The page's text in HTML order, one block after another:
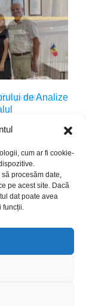
cum ar fi cookie-
procesăm date,
pe acest site. Dacă
dat poate avea
funcții.
pentru
на “Română”.
de Analize